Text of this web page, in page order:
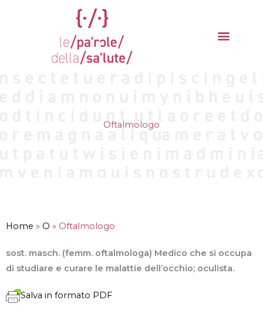
Oftalmologo
Home » O » Oftalmologo
sost. masch. (femm. oftalmologa) Medico che si occupa
di studiare e curare le malattie dell’occhio; oculista.
Salva in formato PDF